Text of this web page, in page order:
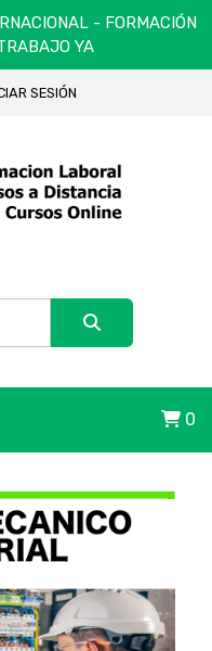
- FORMACIÓN
YA
SESIÓN
0